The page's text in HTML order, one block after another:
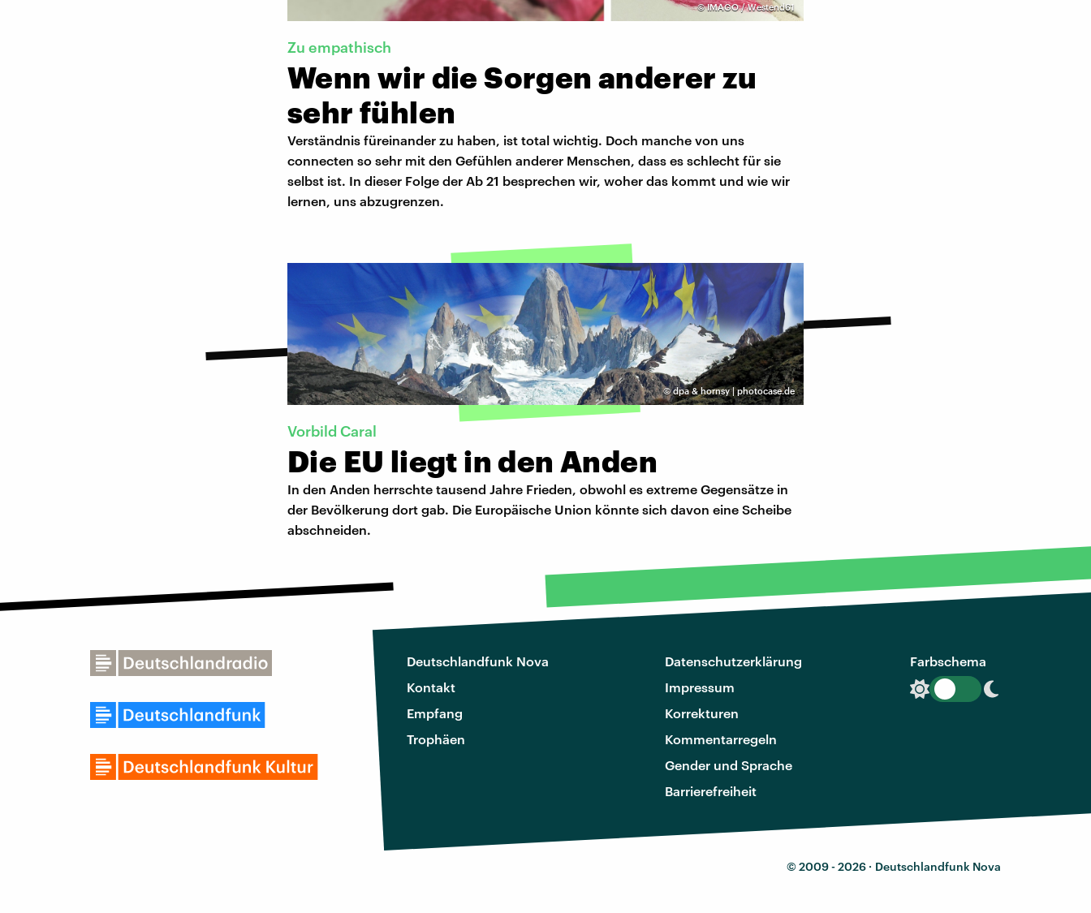
©IMAGO / Westend61
Zu empathisch
Wenn wir die Sorgen anderer zu
sehr fühlen
Verständnis füreinander zu haben, ist total wichtig. Doch manche von uns
connecten so sehr mit den Gefühlen anderer Menschen, dass es schlecht für sie
selbst ist. In dieser Folge der Ab 21 besprechen wir, woher das kommt und wie wir
lernen, uns abzugrenzen.
©dpa & hornsy | photocase.de
Vorbild Caral
Die EU liegt in den Anden
In den Anden herrschte tausend Jahre Frieden, obwohl es extreme Gegensätze in
der Bevölkerung dort gab. Die Europäische Union könnte sich davon eine Scheibe
abschneiden.
Deutschlandfunk Nova
Kontakt
Empfang
Trophäen
Datenschutzerklärung
Impressum
Korrekturen
Kommentarregeln
Gender und Sprache
Barrierefreiheit
Farbschema
© 2009 - 2026 · Deutschlandfunk Nova